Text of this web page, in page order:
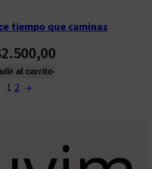
tiempo que caminas
al carrito
1 2 →